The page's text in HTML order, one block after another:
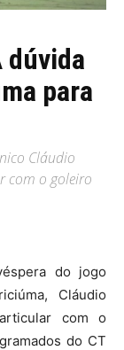
dúvida
para
Cláudio
com o goleiro
do jogo
Cláudio
com o
do CT